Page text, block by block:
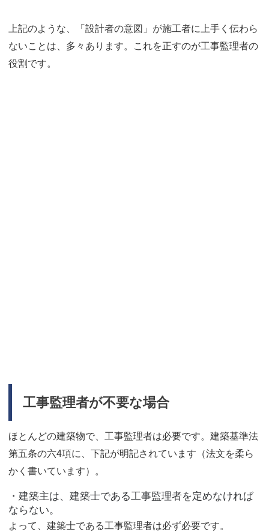
上記のような、「設計者の意図」が施工者に上手く伝わら
ないことは、多々あります。これを正すのが工事監理者の
役割です。
工事監理者が不要な場合
ほとんどの建築物で、工事監理者は必要です。建築基準法
第五条の六4項に、下記が明記されています（法文を柔ら
かく書いています）。
・建築主は、建築士である工事監理者を定めなければ
ならない。
よって、建築士である工事監理者は必ず必要です。